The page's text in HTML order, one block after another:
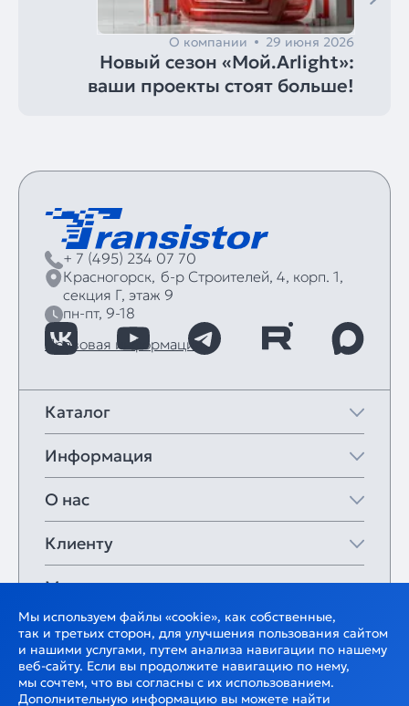
О компании 29 июня 2026
Новый сезон «Мой.Arlight»:
ваши проекты стоят больше!
+ 7 (495) 234 07 70
Красногорск, б‑р Строителей, 4, корп. 1,
секция Г, этаж 9
пн-пт, 9-18
Правовая информация
Каталог
Информация
О нас
Клиенту
Мои закладки
Мы используем файлы «cookie», как собственные,
так и третьих сторон, для улучшения пользования сайтом
и нашими услугами, путем анализа навигации по нашему
веб-сайту. Если вы продолжите навигацию по нему,
мы сочтем, что вы согласны с их использованием.
Дополнительную информацию вы можете найти